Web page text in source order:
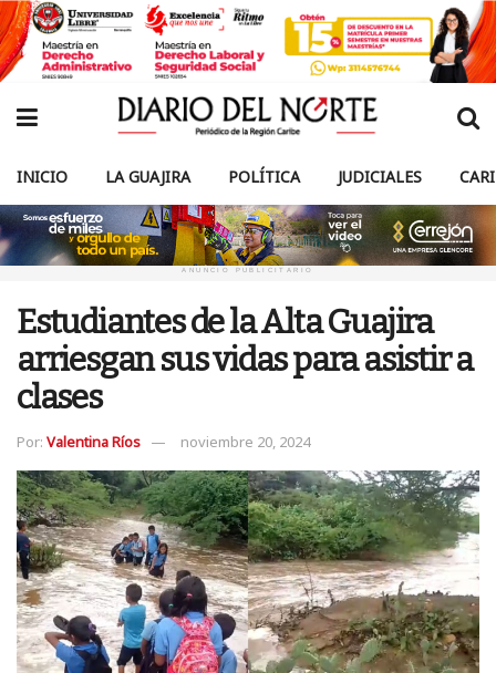
INICIO LA GUAJIRA POLÍTICA JUDICIALES
ANUNCIO PUBLICITARIO
Estudiantes de la Alta Guajira
arriesgan sus vidas para asistir a
clases
Por: Valentina Ríos noviembre 20, 2024